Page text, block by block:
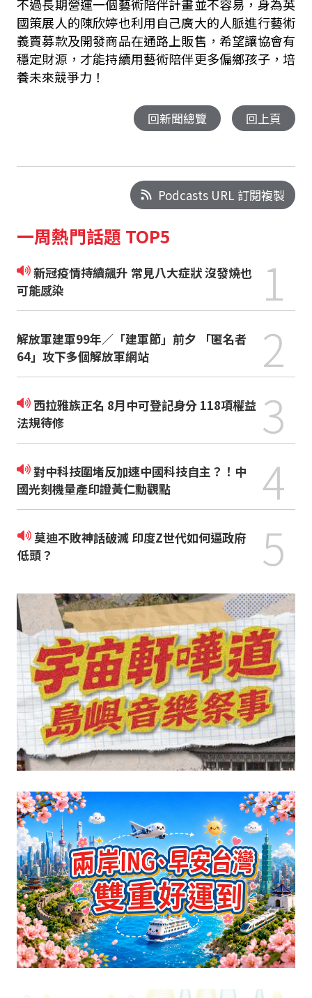
不過長期營運一個藝術陪伴計畫並不容易，身為英
國策展人的陳欣婷也利用自己廣大的人脈進行藝術
義賣募款及開發商品在通路上販售，希望讓協會有
穩定財源，才能持續用藝術陪伴更多偏鄉孩子，培
養未來競爭力！
回新聞總覽 回上頁
Podcasts URL 訂閱複製
一周熱門話題 TOP5
新冠疫情持續飆升 常見八大症狀 沒發燒也
可能感染
1
解放軍建軍99年／「建軍節」前夕 「匿名者
64」攻下多個解放軍網站
2
西拉雅族正名 8月中可登記身分 118項權益
法規待修
3
對中科技圍堵反加速中國科技自主？！中
國光刻機量產印證黃仁勳觀點
4
莫迪不敗神話破滅 印度Z世代如何逼政府
低頭？
5